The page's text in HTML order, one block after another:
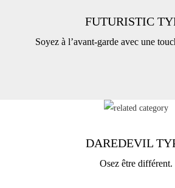
FUTURISTIC
Soyez à l’avant-garde avec une
DAREDEVIL
Osez être différent.